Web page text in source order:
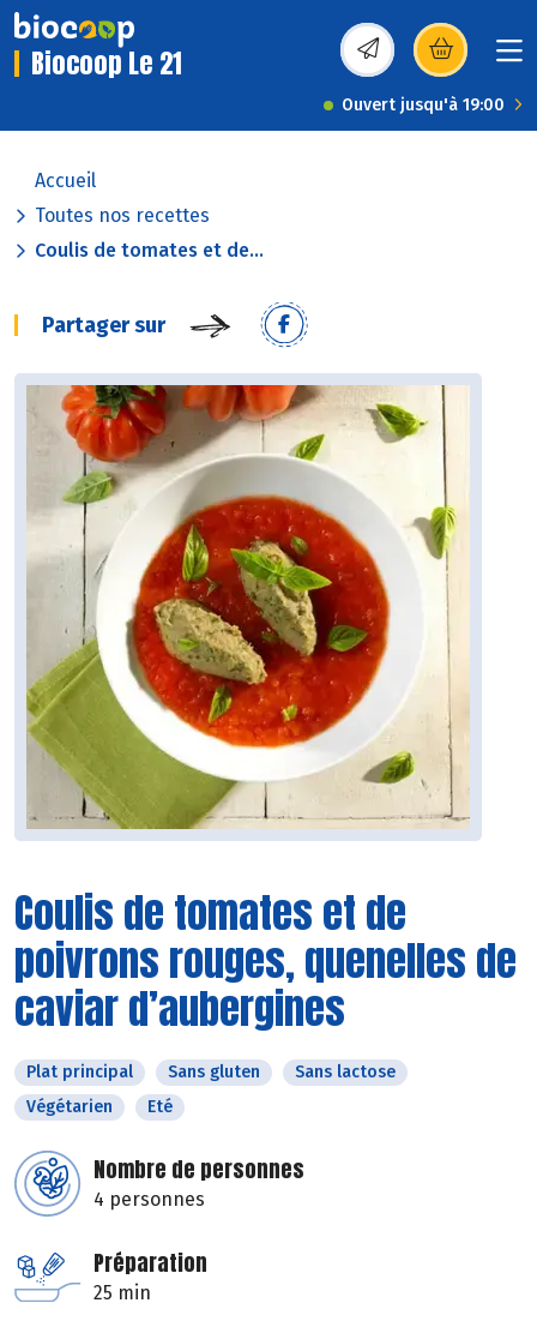
Biocoop Le 21 (s’ouvre dans une
Ouvert jusqu'à 19:00
Accueil
Toutes nos recettes
Coulis de tomates et de...
Partager sur
Coulis de tomates et de
poivrons rouges, quenelles de
caviar d’aubergines
Plat principal Sans gluten
Sans lactose
Végétarien
Eté
Nombre de personnes
4 personnes
Préparation
25 min